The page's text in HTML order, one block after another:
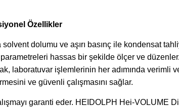
Özellikler
dolumu ve aşırı basınç ile kondensat
hassas bir şekilde ölçer ve
laboratuvar işlemlerinin her adımında
ve güvenli çalışmasını sağlar.
garanti eder. HEIDOLPH Hei-VOLUME